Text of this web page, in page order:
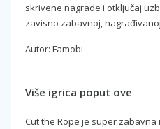
skrivene nagrade i otključaj
zavisno zabavnoj,
Autor: Famobi
Više igrica poput ove
Cut the Rope je super zabavna